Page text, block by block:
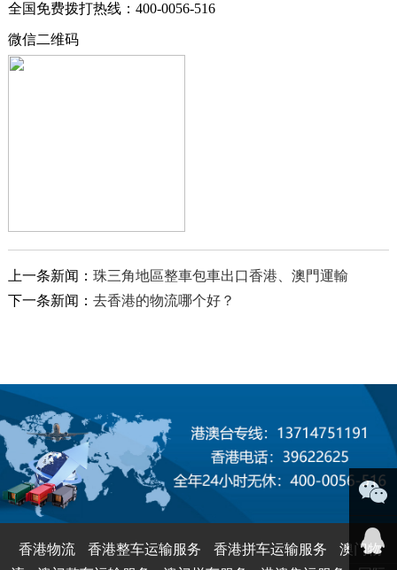
全国免费拨打热线：400-0056-516
微信二维码
上一条新闻： 珠三角地區整車包車出口香港、澳門運輸
下一条新闻： 去香港的物流哪个好？
香港物流 香港整车运输服务 香港拼车运输服务
澳门物
微信咨